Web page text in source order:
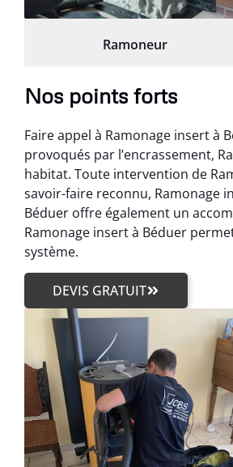
Ramoneur
Nos points forts
Faire appel à Ramonage insert à
provoqués par l’encrassement,
habitat. Toute intervention de
savoir-faire reconnu, Ramonage
Béduer offre également un
Ramonage insert à Béduer
système.
DEVIS GRATUIT